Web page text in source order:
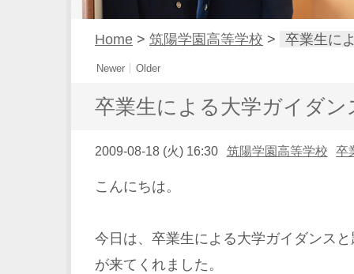
Home > 筑陽学園高等学校 > 卒業生に
Newer Older
卒業生による大学ガイダン
2009-08-18 (火) 16:30 筑陽学園高等学校 卒
こんにちは。
今日は、卒業生による大学ガイダンス
が来てくれました。